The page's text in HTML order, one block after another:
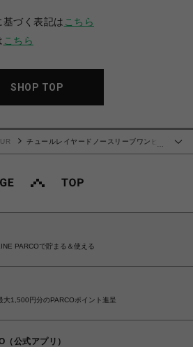
づく表記は こちら
こちら
SHOP TOP
チュールレイヤードノースリーブワンピ
PARCOで貯まる＆使える
大1,500円分のPARCOポイント進呈
公式アプリ）